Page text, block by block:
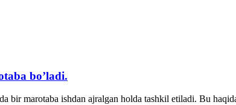
bo’ladi.
bir marotaba ishdan ajralgan holda tashkil etiladi. Bu